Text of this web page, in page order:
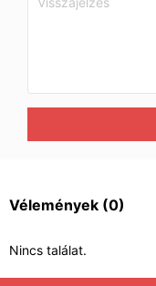
Vélemények (0)
Nincs találat.